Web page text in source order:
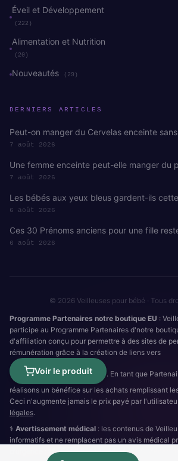
Éveil et Développement
(222)
Alimentation et Nutrition
(20)
Nouveautés (29)
DERNIERS ARTICLES
Peut-on manger du Cervelas enceinte
7 août 2026
Une femme enceinte peut-elle manger du
7 août 2026
Les bébés aux yeux bleus gardent-ils
6 août 2026
Ces 30 Prénoms anciens pour une fille
6 août 2026
© 2026 Veilleuses pour bébé · Tous
Programme Partenaires notre boutique EU :
participe au Programme Partenaires d'notre
d'affiliation conçu pour permettre à des sites de
rémunération grâce à la création de liens vers
Voir le produit
. En tant que
réalisons un bénéfice sur les achats remplissant
Ceci n'augmente jamais le prix payé par
légales.
⚕️ Avertissement médical : les contenus de
informatifs et ne remplacent pas un avis médical
15(SAMU) ·112·3624(SOS